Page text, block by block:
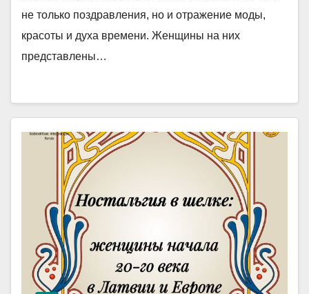
не только поздравления, но и отражение моды,
красоты и духа времени. Женщины на них
представлены…